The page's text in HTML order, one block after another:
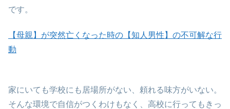
です。
【母親】が突然亡くなった時の【知人男性】の不可解な行
動
家にいても学校にも居場所がない、頼れる味方がいない。
そんな環境で自信がつくわけもなく、高校に行ってもきっ